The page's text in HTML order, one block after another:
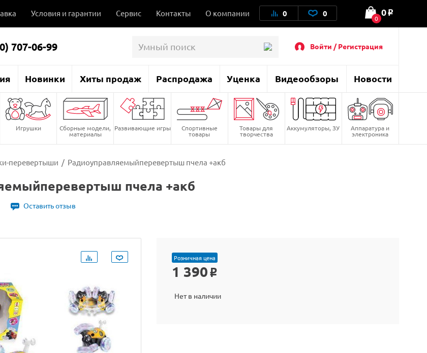
Условия и гарантии Сервис Контакты О компании 0 0 0
0 o
707-06-99 Войти / Регистрация
Новинки Хиты продаж Распродажа Уценка Видеообзоры Новости
Игрушки Сборные модели,
материалы
Развивающие игры Спортивные
товары
Товары для
творчества
Аккумуляторы, ЗУ Аппаратура и
электроника
перевертыши / Радиоуправляемыйперевертыш пчела +акб
пчела +акб
Оставить отзыв
Розничная цена
1 390 o
Нет в наличии